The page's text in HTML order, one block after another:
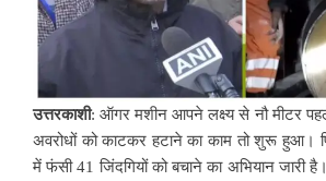
उत्तरकाशी: ऑगर मशीन आपने लक्ष्य से नौ मीटर
अवरोधों को काटकर हटाने का काम तो शुरू हुआ।
में फंसी 41 जिंदगियों को बचाने का अभियान जारी